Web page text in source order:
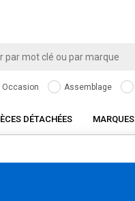
Occasion Assemblage
DÉTACHÉES MARQUES